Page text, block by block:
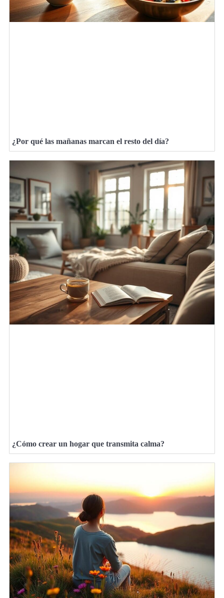
¿Por qué las mañanas marcan el resto del día?
¿Cómo crear un hogar que transmita calma?